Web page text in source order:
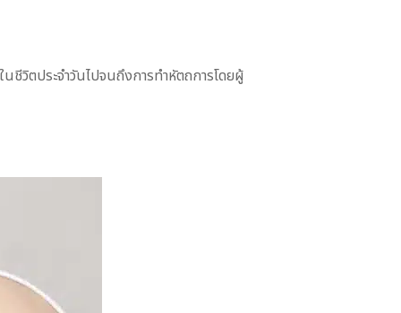
วิตประจำวันไปจนถึงการทำหัตถการโดยผู้